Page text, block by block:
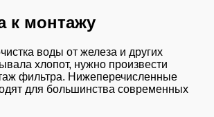
к монтажу
воды от железа и других
хлопот, нужно произвести
фильтра. Нижеперечисленные
для большинства современных